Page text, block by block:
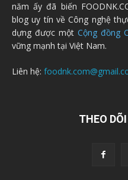
năm ấy đã biến
blog uy tín về Công nghệ
dựng được một Cộng đồng
vững mạnh tại Việt Nam.
Liên hệ:
THEO